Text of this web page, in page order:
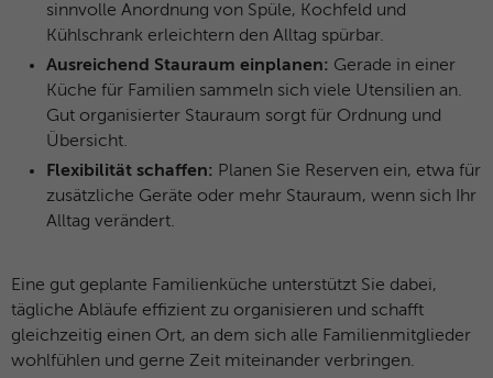
sinnvolle Anordnung von Spüle, Kochfeld und
Kühlschrank erleichtern den Alltag spürbar.
Ausreichend Stauraum einplanen: Gerade in einer
Küche für Familien sammeln sich viele Utensilien an.
Gut organisierter Stauraum sorgt für Ordnung und
Übersicht.
Flexibilität schaffen: Planen Sie Reserven ein, etwa für
zusätzliche Geräte oder mehr Stauraum, wenn sich Ihr
Alltag verändert.
Eine gut geplante Familienküche unterstützt Sie dabei,
tägliche Abläufe effizient zu organisieren und schafft
gleichzeitig einen Ort, an dem sich alle Familienmitglieder
wohlfühlen und gerne Zeit miteinander verbringen.